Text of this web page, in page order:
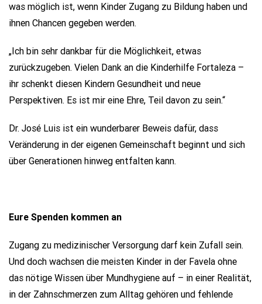
was möglich ist, wenn Kinder Zugang zu Bildung haben und
ihnen Chancen gegeben werden.
„Ich bin sehr dankbar für die Möglichkeit, etwas
zurückzugeben. Vielen Dank an die Kinderhilfe Fortaleza –
ihr schenkt diesen Kindern Gesundheit und neue
Perspektiven. Es ist mir eine Ehre, Teil davon zu sein.“
Dr. José Luis ist ein wunderbarer Beweis dafür, dass
Veränderung in der eigenen Gemeinschaft beginnt und sich
über Generationen hinweg entfalten kann.
Eure Spenden kommen an
Zugang zu medizinischer Versorgung darf kein Zufall sein.
Und doch wachsen die meisten Kinder in der Favela ohne
das nötige Wissen über Mundhygiene auf – in einer Realität,
in der Zahnschmerzen zum Alltag gehören und fehlende